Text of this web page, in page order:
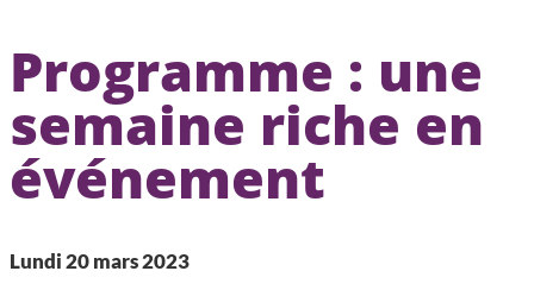
Programme : une
semaine riche en
événement
Lundi 20 mars 2023